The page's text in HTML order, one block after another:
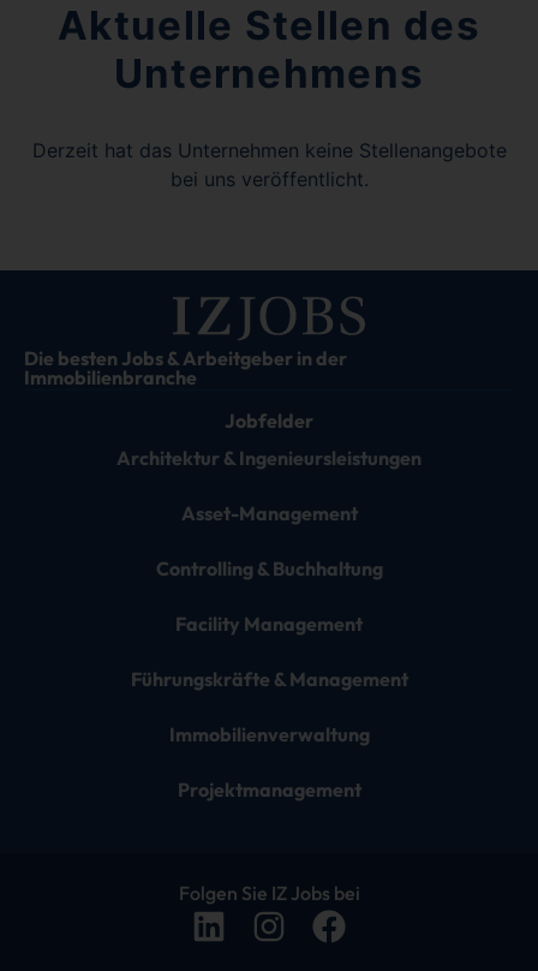
Aktuelle Stellen des
Unternehmens
Derzeit hat das Unternehmen keine Stellenangebote
bei uns veröffentlicht.
Die besten Jobs & Arbeitgeber in der
Immobilienbranche
Jobfelder
Architektur & Ingenieursleistungen
Asset-Management
Controlling & Buchhaltung
Facility Management
Führungskräfte & Management
Immobilienverwaltung
Projektmanagement
Folgen Sie IZ Jobs bei